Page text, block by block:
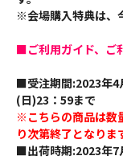
※会場購入特典は、
■ご利用ガイド、ご
■受注期間:2023年4
(日)23：59まで
※こちらの商品は数
り次第終了となりま
■出荷時期:2023年7